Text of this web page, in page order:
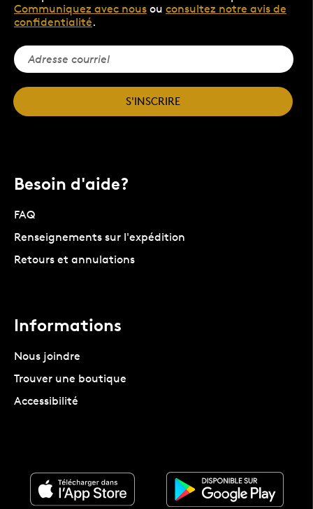
Communiquez avec nous ou consultez notre avis de
confidentialité.
S'INSCRIRE
Besoin d'aide?
FAQ
Renseignements sur l'expédition
Retours et annulations
Informations
Nous joindre
Trouver une boutique
Accessibilité